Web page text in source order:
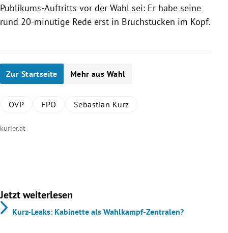
Publikums-Auftritts vor der Wahl sei: Er habe seine
rund 20-minütige Rede erst in Bruchstücken im Kopf.
Zur Startseite Mehr aus Wahl
ÖVP FPÖ Sebastian Kurz
kurier.at
Jetzt weiterlesen
Kurz-Leaks: Kabinette als Wahlkampf-Zentralen?